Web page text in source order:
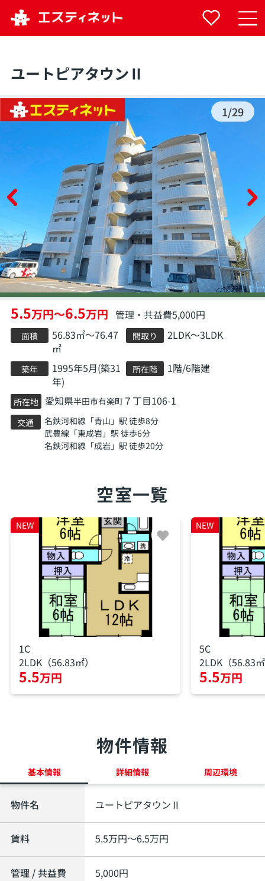
ユートピアタウンⅡ
1/29
5.5万円～6.5万円 管理・共益費5,000円
面積
56.83㎡～76.47
㎡
間取り 2LDK～3LDK
築年
1995年5月(築31
年)
所在階 1階/6階建
所在地 愛知県半田市有楽町７丁目106-1
交通 名鉄河和線 「青山 」駅 徒歩8分
武豊線 「東成岩」駅 徒歩6分
名鉄河和線 「成岩」駅 徒歩20分
空室一覧
NEW
1C
2LDK（56.83㎡）
5.5万円
NEW
5C
2LDK（56.83
5.5万円
物件情報
基本情報 詳細情報 周辺環境
物件名 ユートピアタウンⅡ
賃料 5.5万円～6.5万円
管理 / 共益費 5,000円